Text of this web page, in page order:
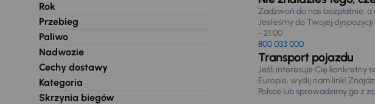
Rok
Przebieg
Paliwo
Nadwozie
Cechy dostawy
Kategoria
Skrzynia biegów
Zadzwoń do nas bezpłatnie,
Jesteśmy do Twojej
- 21:00
800 033 000
Transport pojazdu
Jeśli interesuje Cię konkretny
Europie, wyślij nam link!
Polsce lub sprowadzimy go z